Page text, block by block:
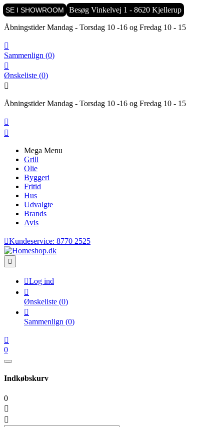

Åbningstider Mandag - Torsdag 10 -16 og Fredag 10 - 15

Sammenlign (0)

Ønskeliste (0)

Åbningstider Mandag - Torsdag 10 -16 og Fredag 10 - 15


Mega Menu
Grill
Olie
Byggeri
Fritid
Hus
Udvalgte
Brands
Avis
Kundeservice: 8770 2525

Log ind

Ønskeliste (0)

Sammenlign (0)

0
Indkøbskurv
0


SE I SHOWROOM Besøg Vinkelvej 1 - 8620 Kjellerup